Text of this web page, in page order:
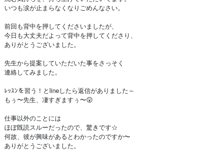
いつも涙が止まらなくなりごめんなさい。
前回も背中を押してくださいましたが、
今日も大丈夫だよって背中を押してくださり、
ありがとうございました。
先生から提案していただいた事をさっそく
連絡してみました。
ﾚｯｽﾝを習う！とlineしたら返信がありました～
もぅ〜先生、凄すぎますぅ〜😲
仕事以外のことには
ほぼ既読スルーだったので、驚きです☆
何故、彼が興味があるとわかったのですか〜
ありがとうございました。